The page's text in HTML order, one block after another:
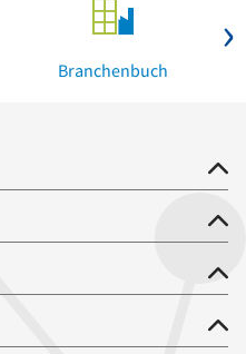
Branchenbuch